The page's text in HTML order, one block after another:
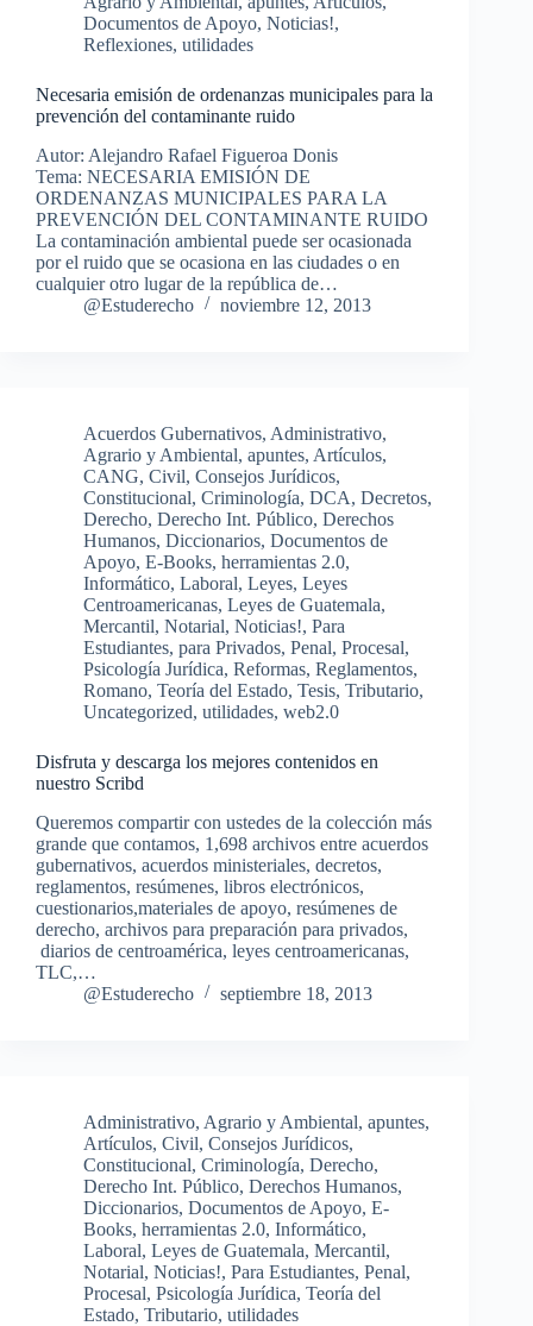
Documentos de Apoyo, Noticias!,
Reflexiones, utilidades
Necesaria emisión de ordenanzas municipales para la
prevención del contaminante ruido
Autor: Alejandro Rafael Figueroa Donis
Tema: NECESARIA EMISIÓN DE
ORDENANZAS MUNICIPALES PARA LA
PREVENCIÓN DEL CONTAMINANTE RUIDO
La contaminación ambiental puede ser ocasionada
por el ruido que se ocasiona en las ciudades o en
cualquier otro lugar de la república de…
@Estuderecho
noviembre 12, 2013
Acuerdos Gubernativos, Administrativo,
Agrario y Ambiental, apuntes, Artículos,
CANG, Civil, Consejos Jurídicos,
Constitucional, Criminología, DCA, Decretos,
Derecho, Derecho Int. Público, Derechos
Humanos, Diccionarios, Documentos de
Apoyo, E-Books, herramientas 2.0,
Informático, Laboral, Leyes, Leyes
Centroamericanas, Leyes de Guatemala,
Mercantil, Notarial, Noticias!, Para
Estudiantes, para Privados, Penal, Procesal,
Psicología Jurídica, Reformas, Reglamentos,
Romano, Teoría del Estado, Tesis, Tributario,
Uncategorized, utilidades, web2.0
Disfruta y descarga los mejores contenidos en
nuestro Scribd
Queremos compartir con ustedes de la colección más
grande que contamos, 1,698 archivos entre acuerdos
gubernativos, acuerdos ministeriales, decretos,
reglamentos, resúmenes, libros electrónicos,
cuestionarios,materiales de apoyo, resúmenes de
derecho, archivos para preparación para privados,
diarios de centroamérica, leyes centroamericanas,
TLC,…
@Estuderecho
septiembre 18, 2013
Administrativo, Agrario y Ambiental, apuntes,
Artículos, Civil, Consejos Jurídicos,
Constitucional, Criminología, Derecho,
Derecho Int. Público, Derechos Humanos,
Diccionarios, Documentos de Apoyo, E-
Books, herramientas 2.0, Informático,
Laboral, Leyes de Guatemala, Mercantil,
Notarial, Noticias!, Para Estudiantes, Penal,
Procesal, Psicología Jurídica, Teoría del
Estado, Tributario, utilidades